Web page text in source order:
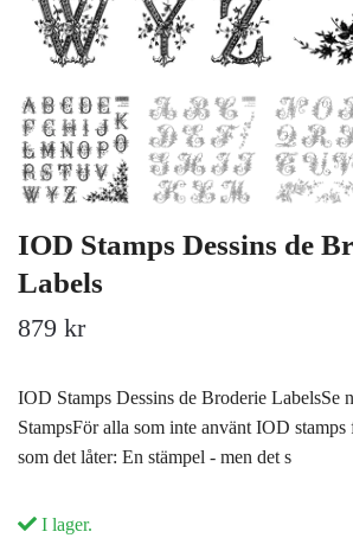
IOD Stamps Dessins de
Labels
879 kr
IOD Stamps Dessins de Broderie LabelsSe
StampsFör alla som inte använt IOD stamps
som det låter: En stämpel - men det s
I lager.